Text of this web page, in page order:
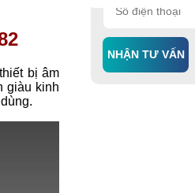
NHẬN TƯ VẤN
bị âm
giàu kinh